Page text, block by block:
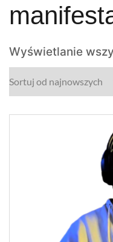
Wyświetlanie